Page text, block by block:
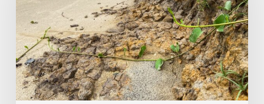
i
sudovi
ignorišu
50
godina
istraživanja
o